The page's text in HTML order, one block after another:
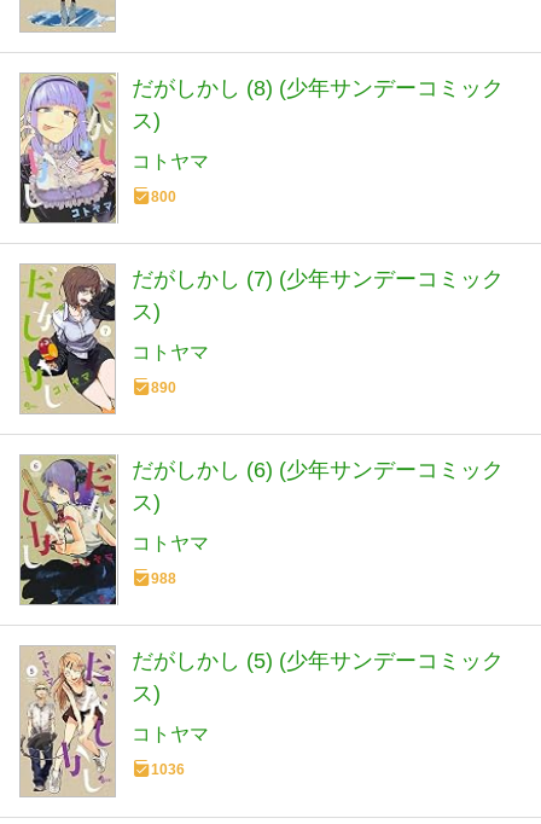
だがしかし (8) (少年サンデーコミック
ス)
コトヤマ
800
だがしかし (7) (少年サンデーコミック
ス)
コトヤマ
890
だがしかし (6) (少年サンデーコミック
ス)
コトヤマ
988
だがしかし (5) (少年サンデーコミック
ス)
コトヤマ
1036